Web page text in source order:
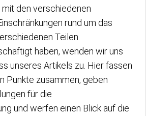
den verschiedenen
rund um das
Teilen
haben, wenden wir uns
unseres Artikels zu. Hier fassen
Punkte zusammen, geben
für die
und werfen einen Blick auf die